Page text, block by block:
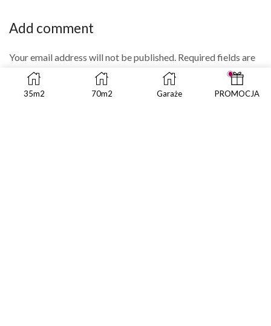
Add comment
Your email address will not be published. Required fields are
marked
35m2 70m2 Garaże PROMOCJA